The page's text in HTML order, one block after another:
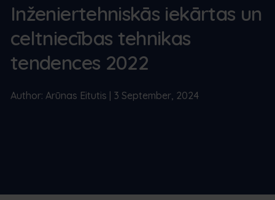
Inženiertehniskās iekārtas un
celtniecības tehnikas
tendences 2022
Author: Arūnas Eitutis | 3 September, 2024